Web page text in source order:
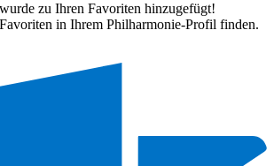
zu Ihren Favoriten hinzugefügt!
in Ihrem Philharmonie-Profil finden.